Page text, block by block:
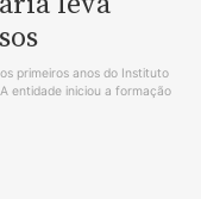
primeiros anos do Instituto
entidade iniciou a formação